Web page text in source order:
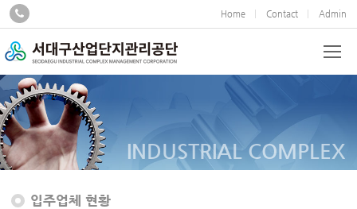
Home Contact Admin
INDUSTRIAL COMPLEX
입주업체 현황